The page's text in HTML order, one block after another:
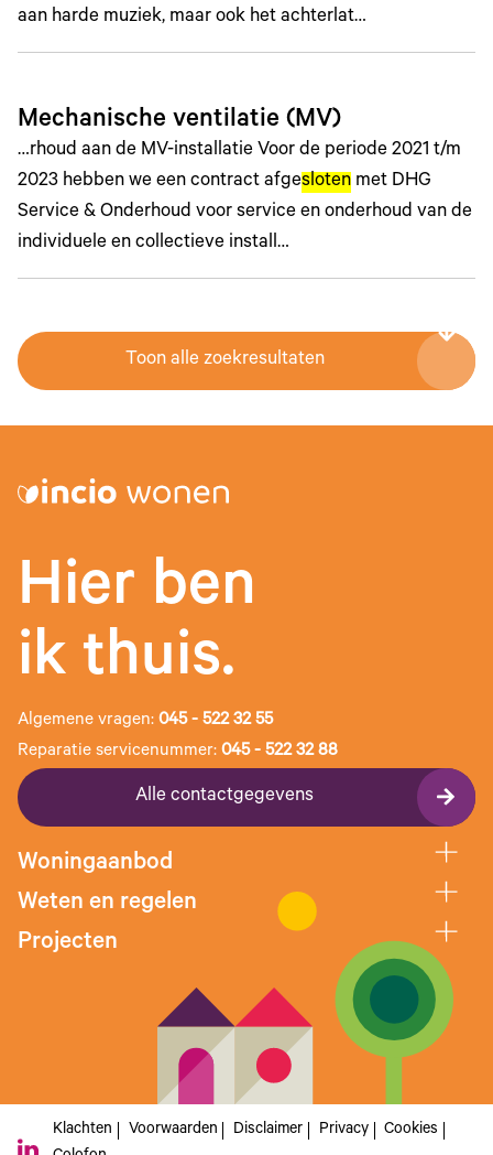
aan harde muziek, maar ook het achterlat…
Mechanische ventilatie (MV)
…rhoud aan de MV-installatie Voor de periode 2021 t/m
2023 hebben we een contract afgesloten met DHG
Service & Onderhoud voor service en onderhoud van de
individuele en collectieve install…
Toon alle zoekresultaten
Hier ben
ik thuis.
Algemene vragen: 045 - 522 32 55
Reparatie servicenummer: 045 - 522 32 88
Alle contactgegevens
Woningaanbod
Weten en regelen
Projecten
Klachten Voorwaarden Disclaimer Privacy
Cookies